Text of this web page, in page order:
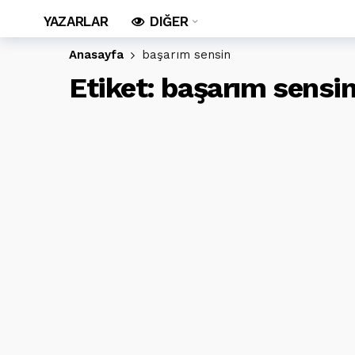
YAZARLAR DIĞER
Anasayfa başarım sensin
Etiket: başarım